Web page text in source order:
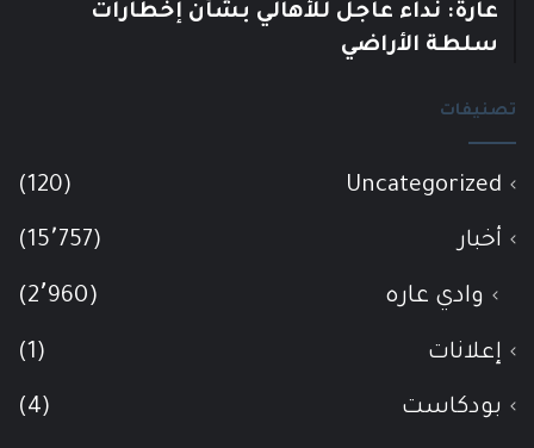
عارة: نداء عاجل للأهالي بشأن إخطارات
سلطة الأراضي
تصنيفات
Uncategorized
(120)
أخبار (15٬757)
وادي عاره (2٬960)
إعلانات (1)
بودكاست (4)